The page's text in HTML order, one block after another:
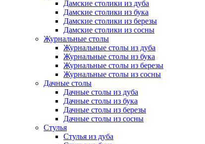
Дамские столики из дуба
Дамские столики из бука
Дамские столики из березы
Дамские столики из сосны
Журнальные столы
Журнальные столы из дуба
Журнальные столы из бука
Журнальные столы из березы
Журнальные столы из сосны
Дачные столы
Дачные столы из дуба
Дачные столы из бука
Дачные столы из березы
Дачные столы из сосны
Стулья
Стулья из дуба